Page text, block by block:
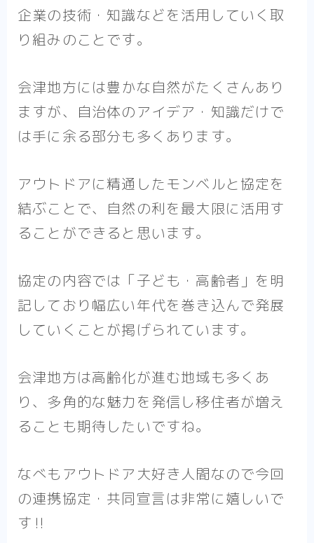
企業の技術・知識などを活用していく取
り組みのことです。
会津地方には豊かな自然がたくさんあり
ますが、自治体のアイデア・知識だけで
は手に余る部分も多くあります。
アウトドアに精通したモンベルと協定を
結ぶことで、 自然の利を最大限に活用す
ることができると思います。
協定の内容では「子ども・高齢者」を明
記しており幅広い年代を巻き込んで発展
していくことが掲げられています。
会津地方は高齢化が進む地域も多くあ
り、多角的な魅力を発信し移住者が増え
ることも期待したいですね。
なべもアウトドア大好き人間なので今回
の連携協定・共同宣言は非常に嬉しいで
す‼︎